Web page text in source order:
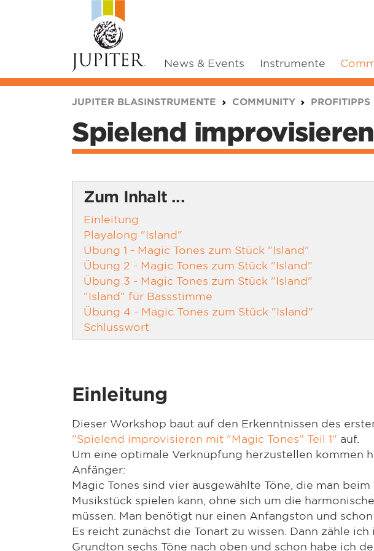
News & Events Instrumente
JUPITER BLASINSTRUMENTE COMMUNITY PROFITIPPS
Spielend
Zum Inhalt ...
Einleitung
Playalong "Island"
Übung 1 - Magic Tones zum Stück "Island"
Übung 2 - Magic Tones zum Stück "Island"
Übung 3 - Magic Tones zum Stück "Island"
"Island" für Bassstimme
Übung 4 - Magic Tones zum Stück "Island"
Schlusswort
Einleitung
Dieser Workshop baut auf den Erkenntnissen des
"Spielend improvisieren mit "Magic Tones" Teil 1" auf.
Um eine optimale Verknüpfung herzustellen kommen
Anfänger:
Magic Tones sind vier ausgewählte Töne, die man
Musikstück spielen kann, ohne sich um die
müssen. Man benötigt nur einen Anfangston und schon
Es reicht zunächst die Tonart zu wissen. Dann zähle
Grundton sechs Töne nach oben und schon habe ich